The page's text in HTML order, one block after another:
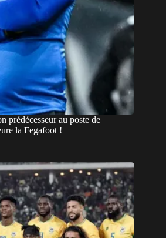
prédécesseur au poste de
la Fegafoot !